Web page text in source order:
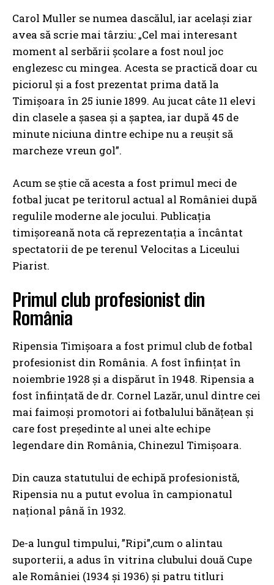
Carol Muller se numea dascălul, iar acelaşi ziar
avea să scrie mai târziu: „Cel mai interesant
moment al serbării şcolare a fost noul joc
englezesc cu mingea. Acesta se practică doar cu
piciorul şi a fost prezentat prima dată la
Timişoara în 25 iunie 1899. Au jucat câte 11 elevi
din clasele a şasea şi a şaptea, iar după 45 de
minute niciuna dintre echipe nu a reuşit să
marcheze vreun gol”.
Acum se ştie că acesta a fost primul meci de
fotbal jucat pe teritorul actual al României după
regulile moderne ale jocului. Publicaţia
timişoreană nota că reprezentaţia a încântat
spectatorii de pe terenul Velocitas a Liceului
Piarist.
Primul club profesionist din
România
Ripensia Timișoara a fost primul club de fotbal
profesionist din România. A fost înființat în
noiembrie 1928 și a dispărut în 1948. Ripensia a
fost înființată de dr. Cornel Lazăr, unul dintre cei
mai faimoși promotori ai fotbalului bănățean și
care fost președinte al unei alte echipe
legendare din România, Chinezul Timișoara.
Din cauza statutului de echipă profesionistă,
Ripensia nu a putut evolua în campionatul
național până în 1932.
De-a lungul timpului, ”Ripi”,cum o alintau
suporterii, a adus în vitrina clubului două Cupe
ale României (1934 și 1936) și patru titluri